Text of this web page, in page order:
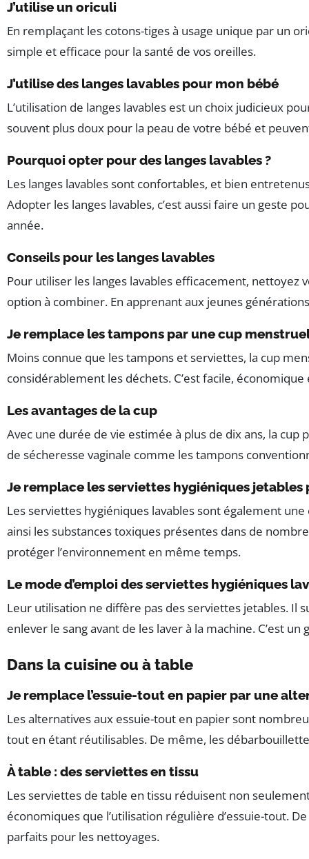
J’utilise un oriculi
En remplaçant les cotons-tiges à usage unique par un
simple et efficace pour la santé de vos oreilles.
J’utilise des langes lavables pour mon bébé
L’utilisation de langes lavables est un choix judicieux
souvent plus doux pour la peau de votre bébé et
Pourquoi opter pour des langes lavables ?
Les langes lavables sont confortables, et bien
Adopter les langes lavables, c’est aussi faire un geste
année.
Conseils pour les langes lavables
Pour utiliser les langes lavables efficacement, nettoyez
option à combiner. En apprenant aux jeunes
Je remplace les tampons par une cup
Moins connue que les tampons et serviettes, la cup
considérablement les déchets. C’est facile,
Les avantages de la cup
Avec une durée de vie estimée à plus de dix ans, la
de sécheresse vaginale comme les tampons
Je remplace les serviettes hygiéniques jetables
Les serviettes hygiéniques lavables sont également
ainsi les substances toxiques présentes dans de
protéger l’environnement en même temps.
Le mode d’emploi des serviettes hygiéniques
Leur utilisation ne diffère pas des serviettes jetables. Il
enlever le sang avant de les laver à la machine. C’est
Dans la cuisine ou à table
Je remplace l’essuie-tout en papier par une
Les alternatives aux essuie-tout en papier sont
tout en étant réutilisables. De même, les
À table : des serviettes en tissu
Les serviettes de table en tissu réduisent non
économiques que l’utilisation régulière d’essuie-tout.
parfaits pour les nettoyages.